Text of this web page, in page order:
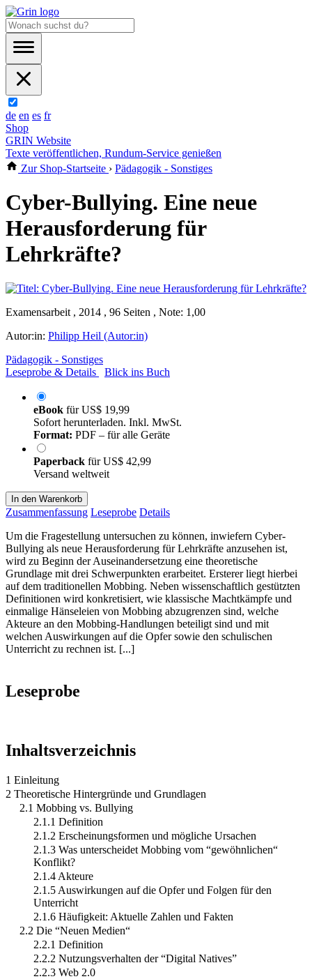
de en es fr
Shop
GRIN Website
Texte veröffentlichen, Rundum-Service genießen
Zur Shop-Startseite › Pädagogik - Sonstiges
Cyber-Bullying. Eine neue
Herausforderung für
Lehrkräfte?
Examensarbeit , 2014 , 96 Seiten , Note: 1,00
Autor:in: Philipp Heil (Autor:in)
Pädagogik - Sonstiges
Leseprobe & Details
Blick ins Buch
eBook fürUS$ 19,99
Sofort herunterladen. Inkl. MwSt.
Format: PDF – für alle Geräte
Paperback fürUS$ 42,99
Versand weltweit
In den Warenkorb
Zusammenfassung Leseprobe Details
Um die Fragestellung untersuchen zu können, inwiefern Cyber-
Bullying als neue Herausforderung für Lehrkräfte anzusehen ist,
wird zu Beginn der Auseinandersetzung eine theoretische
Grundlage mit drei Schwerpunkten erarbeitet. Ersterer liegt hierbei
auf dem traditionellen Mobbing. Neben wissenschaftlich gestützten
Definitionen wird konkretisiert, wie klassische Machtkämpfe und
einmalige Hänseleien von Mobbing abzugrenzen sind, welche
Akteure an den Mobbing-Handlungen beteiligt sind und mit
welchen Auswirkungen auf die Opfer sowie den schulischen
Unterricht zu rechnen ist. [...]
Leseprobe
Inhaltsverzeichnis
1 Einleitung
2 Theoretische Hintergründe und Grundlagen
2.1 Mobbing vs. Bullying
2.1.1 Definition
2.1.2 Erscheinungsformen und mögliche Ursachen
2.1.3 Was unterscheidet Mobbing vom “gewöhnlichen“
Konflikt?
2.1.4 Akteure
2.1.5 Auswirkungen auf die Opfer und Folgen für den
Unterricht
2.1.6 Häufigkeit: Aktuelle Zahlen und Fakten
2.2 Die “Neuen Medien“
2.2.1 Definition
2.2.2 Nutzungsverhalten der “Digital Natives”
2.2.3 Web 2.0